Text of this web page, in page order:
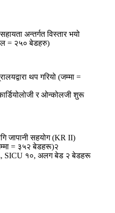
अन्तर्गत विस्तार भयो
= २५० बेडहरु)
थप गरियो (जम्मा =
र ओन्कोलजी शुरू
जापानी सहयोग (KR II)
= ३५२ बेडहरू)२
SICU १०, अलग बेड २ बेडहरू